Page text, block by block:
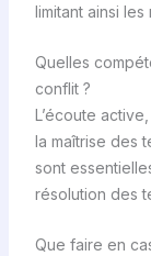
limitant ainsi
Quelles
conflit ?
L’écoute
la maîtrise des
sont
résolution des
Que faire en